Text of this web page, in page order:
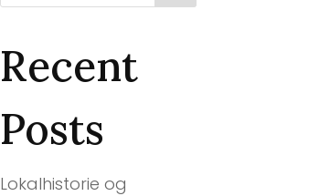
Recent
Posts
Lokalhistorie og